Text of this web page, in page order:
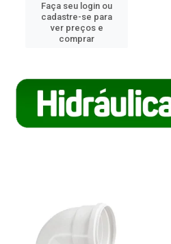
Faça seu login ou
cadastre-se para
ver preços e
comprar